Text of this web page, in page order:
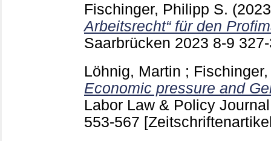
Fischinger, Philipp S.
Arbeitsrecht“ für den
Saarbrücken 2023 8-9
Löhnig, Martin ;
Economic pressure and
Labor Law & Policy
553-567